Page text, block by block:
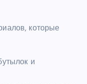
которые
и